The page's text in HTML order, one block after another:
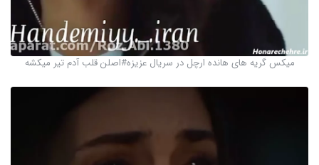
میکس گریه های هانده ارچل در سریال عزیزه#اصلن قلب آدم تیر میکشه